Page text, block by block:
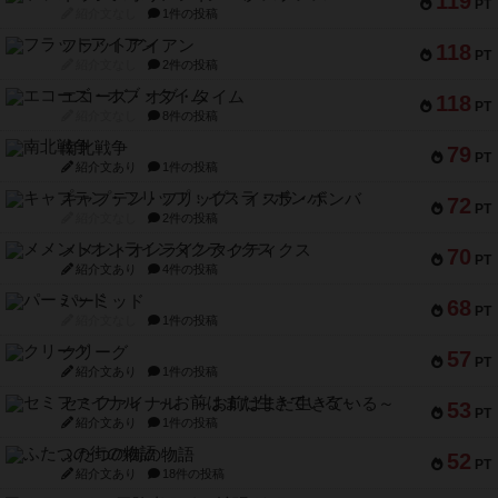
PT
1件の投稿
118 PT
フラットアイアン
2件の投稿
118 PT
エコーズ・オブ・タイム
8件の投稿
79 PT
南北戦争
紹介文あり 1件の投稿
72 PT
キャプテン・フリップ：イスラ・ボンバ
2件の投稿
70 PT
メメントオンラインタクティクス
紹介文あり 4件の投稿
68 PT
パーミッド
1件の投稿
57 PT
クリーグ
紹介文あり 1件の投稿
53 PT
セミファイナル ～お前はまだ生きている～
紹介文あり 1件の投稿
52 PT
ふたつの街の物語
紹介文あり 18件の投稿